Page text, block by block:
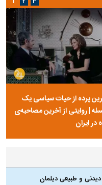
پرده از حیات سیاسی یک
| روایتی از آخرین مصاحبه‌ی
در ایران
و طبیعی دیلمان